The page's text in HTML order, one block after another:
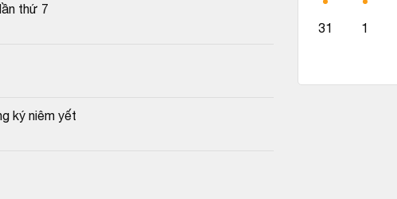
thứ 7
ký niêm yết
31 1